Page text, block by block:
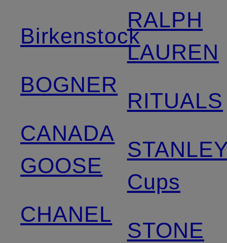
Birkenstock
BOGNER
CANADA
GOOSE
CHANEL
RALPH
LAUREN
RITUALS
Cups
STONE